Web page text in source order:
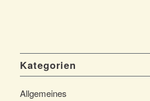
Kategorien
Allgemeines